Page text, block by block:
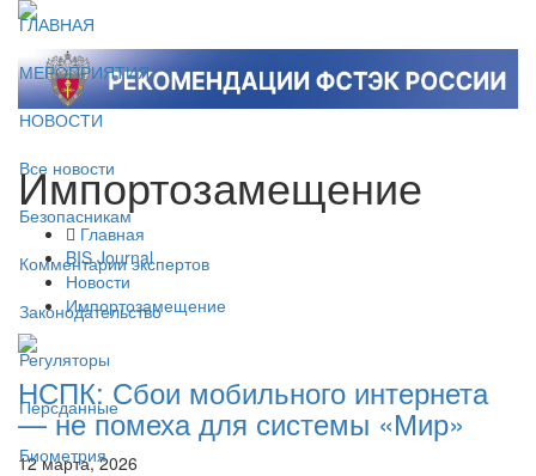
ГЛАВНАЯ
МЕРОПРИЯТИЯ
НОВОСТИ
Все новости
Безопасникам
Комментарии экспертов
Законодательство
Регуляторы
Персданные
Биометрия
Импортозамещение
Главная
BIS Journal
Новости
Импортозамещение
НСПК: Сбои мобильного интернета
— не помеха для системы «Мир»
12 марта, 2026